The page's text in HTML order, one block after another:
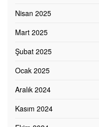
Nisan 2025
Mart 2025
Şubat 2025
Ocak 2025
Aralık 2024
Kasım 2024